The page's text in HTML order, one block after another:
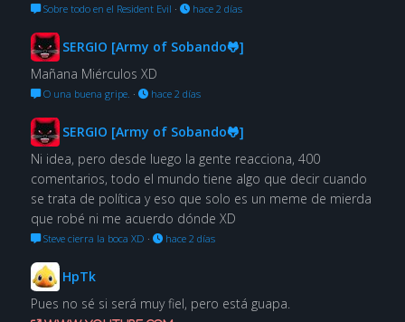
Sobre todo en el Resident Evil · hace 2 días
SERGIO [Army of Sobando🐸]
Mañana Miérculos XD
O una buena gripe. · hace 2 días
SERGIO [Army of Sobando🐸]
Ni idea, pero desde luego la gente reacciona, 400
comentarios, todo el mundo tiene algo que decir cuando
se trata de política y eso que solo es un meme de mierda
que robé ni me acuerdo dónde XD
Steve cierra la boca XD · hace 2 días
HpTk
Pues no sé si será muy fiel, pero está guapa.